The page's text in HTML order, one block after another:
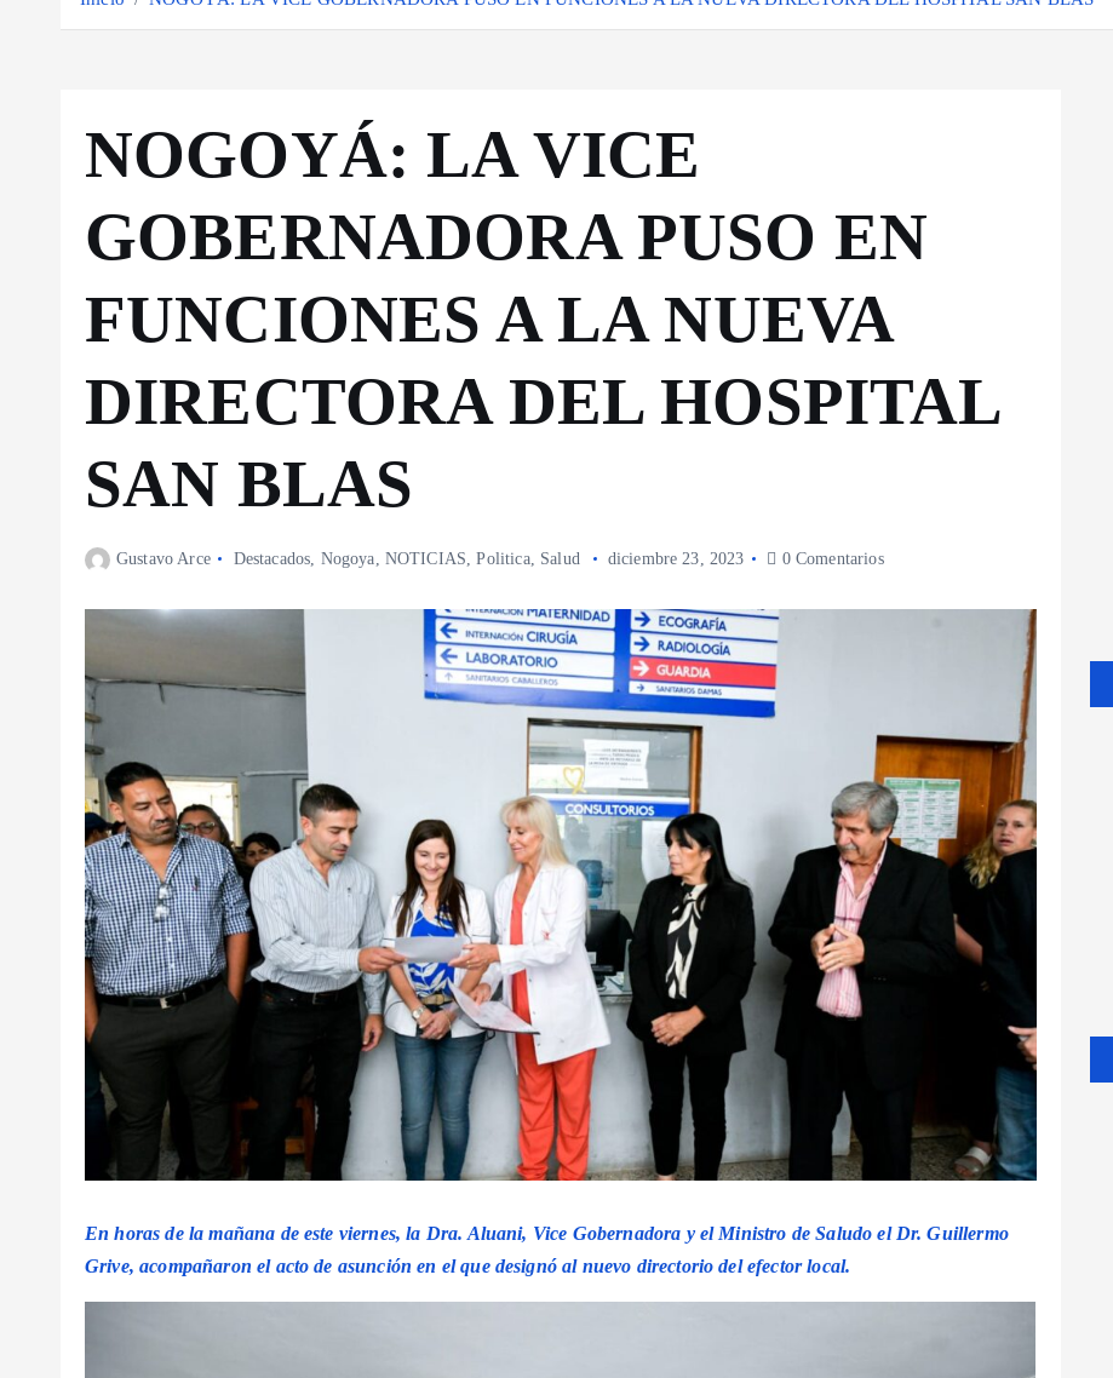
NOGOYÁ: LA VICE
GOBERNADORA PUSO EN
FUNCIONES A LA NUEVA
DIRECTORA DEL HOSPITAL
SAN BLAS
Gustavo Arce Destacados, Nogoya, NOTICIAS,Politica, Salud diciembre 23, 2023 0 Comentarios
En horas de la mañana de este viernes, la Dra. Aluani, Vice Gobernadora y el Ministro de Saludo el Dr. Guillermo
Grive, acompañaron el acto de asunción en el que designó al nuevo directorio del efector local.